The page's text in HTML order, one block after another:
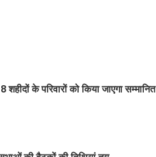
के परिवारों को किया जाएगा सम्मानित